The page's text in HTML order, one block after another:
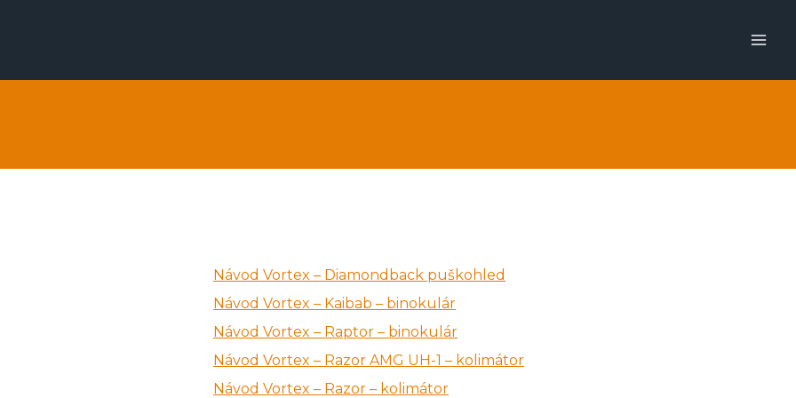
Návod Vortex – Diamondback puškohled
Návod Vortex – Kaibab – binokulár
Návod Vortex – Raptor – binokulár
Návod Vortex – Razor AMG UH-1 – kolimátor
Návod Vortex – Razor – kolimátor